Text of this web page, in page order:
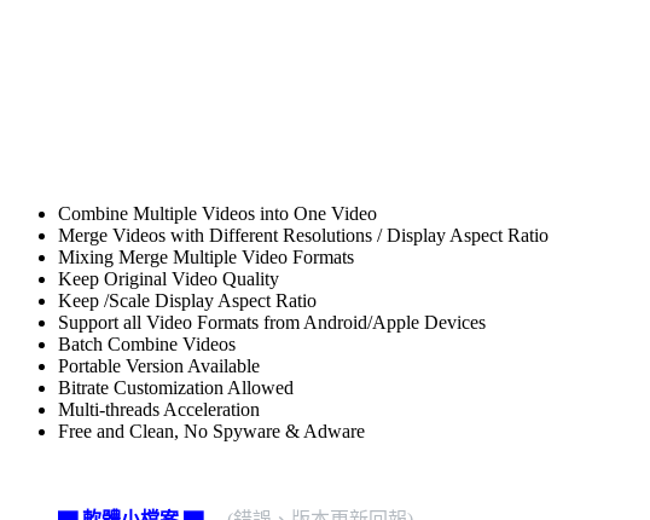
Combine Multiple Videos into One Video
Merge Videos with Different Resolutions / Display Aspect Ratio
Mixing Merge Multiple Video Formats
Keep Original Video Quality
Keep /Scale Display Aspect Ratio
Support all Video Formats from Android/Apple Devices
Batch Combine Videos
Portable Version Available
Bitrate Customization Allowed
Multi-threads Acceleration
Free and Clean, No Spyware & Adware